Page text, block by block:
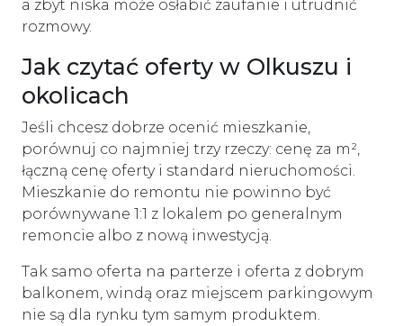
a zbyt niska może osłabić zaufanie i utrudnić
rozmowy.
Jak czytać oferty w Olkuszu i
okolicach
Jeśli chcesz dobrze ocenić mieszkanie,
porównuj co najmniej trzy rzeczy: cenę za m²,
łączną cenę oferty i standard nieruchomości.
Mieszkanie do remontu nie powinno być
porównywane 1:1 z lokalem po generalnym
remoncie albo z nową inwestycją.
Tak samo oferta na parterze i oferta z dobrym
balkonem, windą oraz miejscem parkingowym
nie są dla rynku tym samym produktem.